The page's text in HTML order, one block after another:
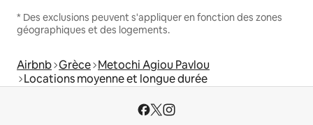
* Des exclusions peuvent s'appliquer en fonction des zones
géographiques et des logements.
Airbnb Grèce Metochi Agiou Pavlou
Locations moyenne et longue durée